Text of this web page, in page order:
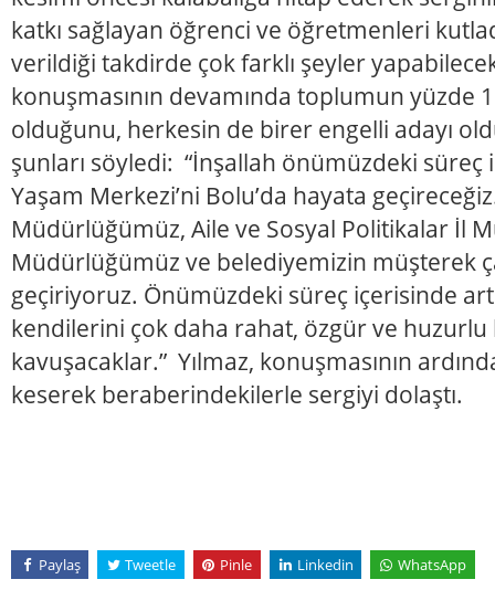
katkı sağlayan öğrenci ve öğretmenleri
verildiği takdirde çok farklı şeyler
konuşmasının devamında toplumun yüzde
olduğunu, herkesin de birer engelli adayı
şunları söyledi: “İnşallah önümüzdeki süreç
Yaşam Merkezi’ni Bolu’da hayata
Müdürlüğümüz, Aile ve Sosyal Politikalar İl
Müdürlüğümüz ve belediyemizin müşterek
geçiriyoruz. Önümüzdeki süreç içerisinde
kendilerini çok daha rahat, özgür ve
kavuşacaklar.” Yılmaz, konuşmasının
keserek beraberindekilerle sergiyi dolaştı.
Paylaş Tweetle Pinle Linkedin WhatsApp